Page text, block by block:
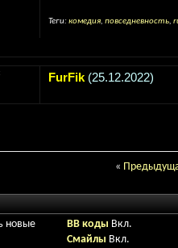
Теги:комедия, повседневность,
FurFik (25.12.2022)
«
новые
BB коды Вкл.
Смайлы Вкл.